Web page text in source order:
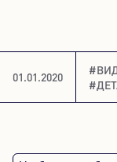
Контентный
Пресса
01.01.2020